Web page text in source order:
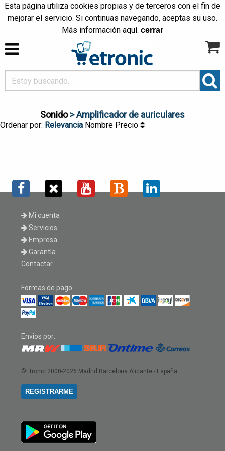
Esta página utiliza cookies propias y de terceros con el fin de
mejorar el servicio. Si continuas navegando, aceptas su uso.
Más información aquí. cerrar
Sonido> Amplificador de auriculares
Ordenar por: Relevancia Nombre Precio
Mi cuenta
Servicios
Empresa
Garantía
Contactar
Formas de pago:
Envios por:
©Etronic 2000-2026 Madrid Barcelona Alicante - España
REGISTRARME